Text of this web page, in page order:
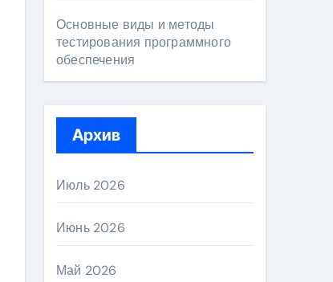
Основные виды и методы
тестирования программного
обеспечения
Архив
Июль 2026
Июнь 2026
Май 2026